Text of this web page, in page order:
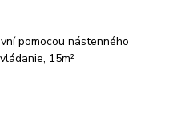
pomocou nástenného
15m²